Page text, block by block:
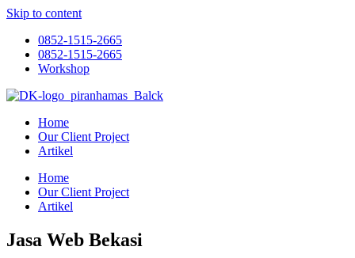
Skip to content
0852-1515-2665
0852-1515-2665
Workshop
Home
Our Client Project
Artikel
Home
Our Client Project
Artikel
Jasa Web Bekasi